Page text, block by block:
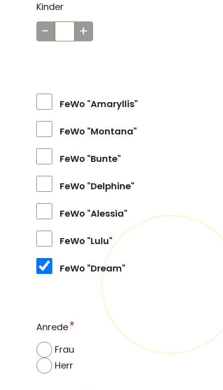
Kinder
- +
FeWo "Amaryllis"
FeWo "Montana"
FeWo "Bunte"
FeWo "Delphine"
FeWo "Alessia"
FeWo "Lulu"
FeWo "Dream"
Anrede*
Frau
Herr